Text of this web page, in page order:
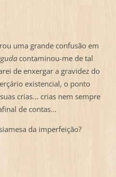
uma grande confusão em
contaminou-me de tal
de enxergar a gravidez do
existencial, o ponto
crias... crias nem sempre
de contas...
da imperfeição?